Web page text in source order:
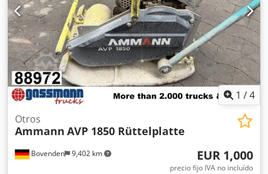
1 /4
Bovenden 9,402 km
Otros
Ammann AVP 1850 Rüttelplatte
EUR 1,000
precio fijo IVA no incluído